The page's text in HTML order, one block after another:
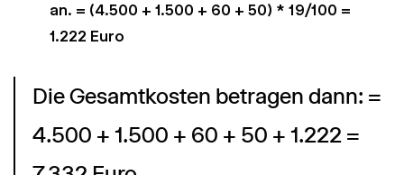
an. = (4.500 + 1.500 + 60 + 50) * 19/100 =
1.222 Euro
Die Gesamtkosten betragen dann: =
4.500 + 1.500 + 60 + 50 + 1.222 =